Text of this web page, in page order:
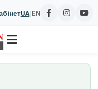
UA|EN